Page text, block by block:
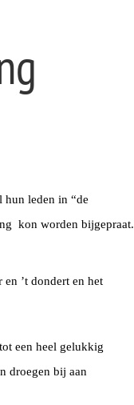
hun leden in “de
kon worden bijgepraat.
’t dondert en het
een heel gelukkig
droegen bij aan